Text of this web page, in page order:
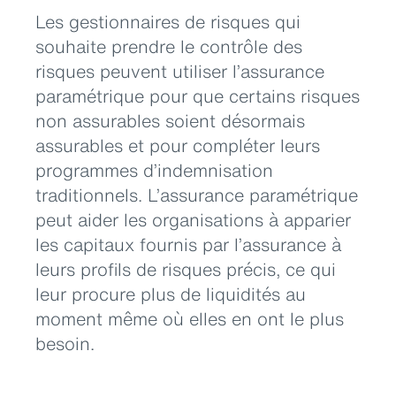
Les gestionnaires de risques qui
souhaite prendre le contrôle des
risques peuvent utiliser l’assurance
paramétrique pour que certains risques
non assurables soient désormais
assurables et pour compléter leurs
programmes d’indemnisation
traditionnels. L’assurance paramétrique
peut aider les organisations à apparier
les capitaux fournis par l’assurance à
leurs profils de risques précis, ce qui
leur procure plus de liquidités au
moment même où elles en ont le plus
besoin.